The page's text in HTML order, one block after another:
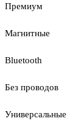
Премиум
Магнитные
Bluetooth
Без проводов
Универсальные